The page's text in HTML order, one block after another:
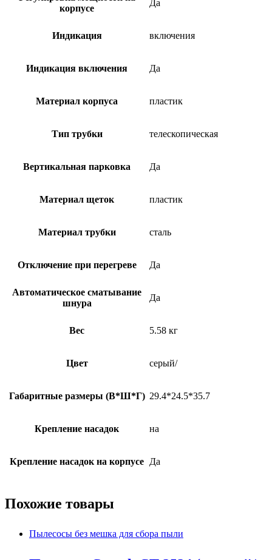
корпусе
Да
Индикация включения
Индикация включения Да
Материал корпуса пластик
Тип трубки телескопическая
Вертикальная парковка Да
Материал щеток пластик
Материал трубки сталь
Отключение при перегреве Да
Автоматическое сматывание
шнура
Да
Вес 5.58 кг
Цвет серый/
Габаритные размеры (В*Ш*Г) 29.4*24.5*35.7
Крепление насадок на
Крепление насадок на корпусе Да
Похожие товары
Пылесосы без мешка для сбора пыли